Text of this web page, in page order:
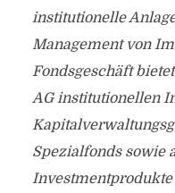
institutionelle
Management von
Fondsgeschäft
AG institutionellen
Spezialfonds sowie
Investmentprodukte